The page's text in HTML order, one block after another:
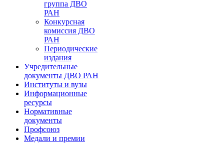
группа ДВО
РАН
Конкурсная
комиссия ДВО
РАН
Периодические
издания
Учредительные
документы ДВО РАН
Институты и вузы
Информационные
ресурсы
Нормативные
документы
Профсоюз
Медали и премии